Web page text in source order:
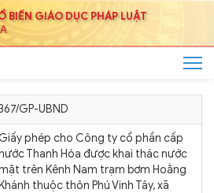
BIẾN GIÁO DỤC PHÁP LUẬT
GP-UBND
phép cho Công ty cổ phần cấp
Thanh Hóa được khai thác nước
trên Kênh Nam trạm bơm Hoằng
Khánh thuộc thôn Phú Vinh Tây, xã